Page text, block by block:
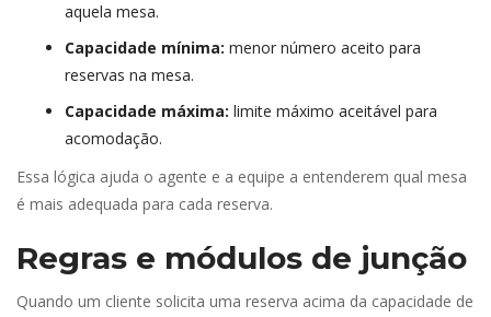
aquela mesa.
Capacidade mínima: menor número aceito para
reservas na mesa.
Capacidade máxima: limite máximo aceitável para
acomodação.
Essa lógica ajuda o agente e a equipe a entenderem qual mesa
é mais adequada para cada reserva.
Regras e módulos de junção
Quando um cliente solicita uma reserva acima da capacidade de